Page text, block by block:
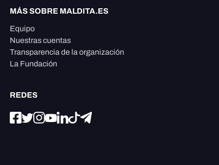
MÁS SOBRE MALDITA.ES
Equipo
Nuestras cuentas
Transparencia de la organización
La Fundación
REDES